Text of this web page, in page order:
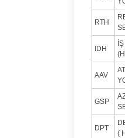
RTH
IDH
AAV
GSP
DPT
(